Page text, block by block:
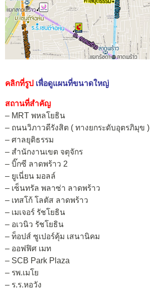
คลิกที่รูป เพื่อดูแผนที่ขนาดใหญ่
สถานที่สำคัญ
– MRT พหลโยธิน
– ถนนวิภาวดีรังสิต ( ทางยกระดับอุตรภิมุข )
– ศาลยุติธรรม
– สำนักงานเขต จตุจักร
– บิ๊กซี ลาดพร้าว 2
– ยูเนี่ยน มอลล์
– เซ็นทรัล พลาซ่า ลาดพร้าว
– เทสโก้ โลตัส ลาดพร้าว
– เมเจอร์ รัชโยธิน
– อเวนิว รัชโยธิน
– ท็อปส์ ซูเปอร์คุ้ม เสนานิคม
– ออฟฟิศ เมท
– SCB Park Plaza
– รพ.เมโย
– ร.ร.หอวัง